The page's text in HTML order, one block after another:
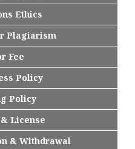
Ethics
Plagiarism
Fee
Policy
Policy
License
& Withdrawal